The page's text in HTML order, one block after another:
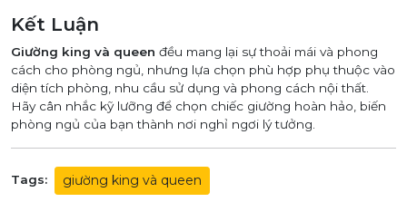
Kết Luận
Giường king và queen đều mang lại sự thoải mái và phong
cách cho phòng ngủ, nhưng lựa chọn phù hợp phụ thuộc vào
diện tích phòng, nhu cầu sử dụng và phong cách nội thất.
Hãy cân nhắc kỹ lưỡng để chọn chiếc giường hoàn hảo, biến
phòng ngủ của bạn thành nơi nghỉ ngơi lý tưởng.
Tags: giường king và queen